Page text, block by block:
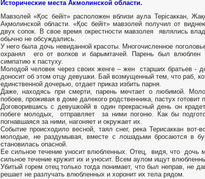
Исторические места Акмолинской области.
Мавзолей «Қос бейіт» расположен вблизи аула Терісаккан,
Ақмолинской области. «Қос бейіт» мавзолей получил от
двух сопок. В свое время окрестности мавзолея являлись
обычно не обсуждались.
У него была дочь невиданной красоты. Многочисленное
охранял его от волков и барымтачей. Парень был влюблен
симпатию к пастуху.
Молодой человек через своих женге – жен старших братьев -
доносит об этом отцу девушки. Бай возмущенный тем, что раб,
единственной дочерью, отдает приказ избить парня.
Даже, находясь при смерти, парень мечтает о любимой.
побоев, проживая в доме далекого родственника, пастух
Договорившись с девушкойй в один прекрасный день он
побеге молодых, отправляет за ними погоню. Как бы
погнавшаяся за ними, нагоняет и окружает их.
Событие происходило весной, таял снег, река Терисаккан
молодые, не раздумывая, вместе с лошадьми бросаются в
становилась опасной.
Ее сильное течение уносит влюбленных. Отец, видя, что дочь
сильное течение кружит их и уносит. Всем аулом ищут
Убитый горем отец только тогда понимает, что был неправ, не
решает не разлучать влюбленных и хоронит их тела рядом.